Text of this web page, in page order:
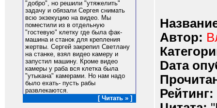
"добро", но решили "утяжелить"
задачу и обязали Сергея снимать
всю экзекуцию на видео. Мы
поместили из в отдельную
"гостевую" клетку где была фак-
машина и станок для крепления
жертвы. Сергей закрепил Светлану
на станке, взял видео камеру и
запустил машину. Кроме видео
камеры у раба вся клетка была
"утыкана" камерами. Но нам надо
было ехать- пусть рабы
развлекаются.
[ Читать » ]
Автор:
Dата
Рейтинг: